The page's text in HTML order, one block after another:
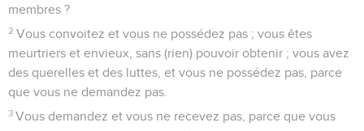
2 Votre richesse est pourrie, vos vêtements sont mités.
Votre or et votre argent sont rouillés ; et leur rouille
s’élèvera en témoignage contre vous et dévorera votre chair
comme un feu. Vous avez amassé des trésors dans ces jours
qui sont les derniers !
Voici : le salaire des ouvriers qui ont moissonné vos